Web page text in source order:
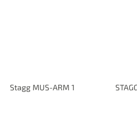
Stagg MUS-ARM 1